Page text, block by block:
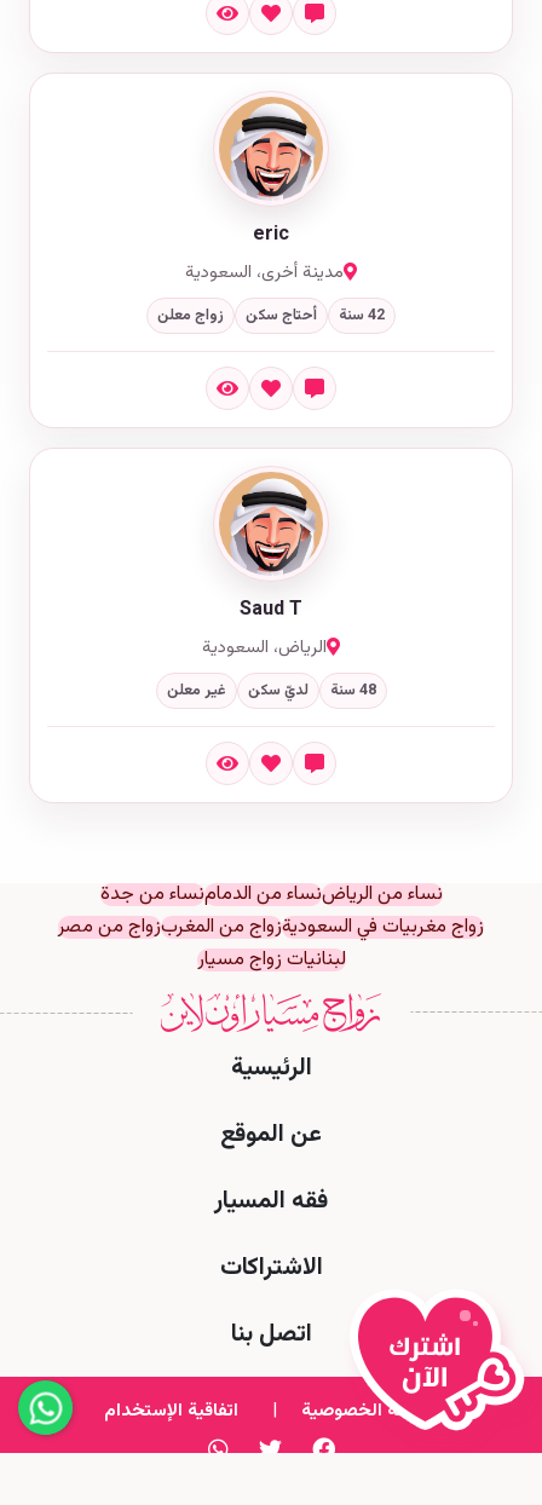
eric
مدينة أخرى، السعودية
42 سنة أحتاج سكن زواج معلن
Saud T
الرياض، السعودية
48 سنة لديّ سكن غير معلن
نساء من الرياضنساء من الدمامنساء من جدة
زواج مغربيات في السعوديةزواج من المغربزواج من مصر
لبنانيات زواج مسيار
الرئيسية
عن الموقع
فقه المسيار
الاشتراكات
اتصل بنا
سياسة الخصوصية | اتفاقية الإستخدام